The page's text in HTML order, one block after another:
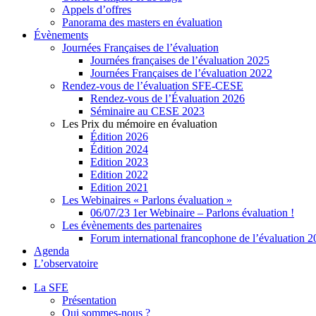
Appels d’offres
Panorama des masters en évaluation
Évènements
Journées Françaises de l’évaluation
Journées françaises de l’évaluation 2025
Journées Françaises de l’évaluation 2022
Rendez-vous de l’évaluation SFE-CESE
Rendez-vous de l’Évaluation 2026
Séminaire au CESE 2023
Les Prix du mémoire en évaluation
Édition 2026
Édition 2024
Edition 2023
Edition 2022
Edition 2021
Les Webinaires « Parlons évaluation »
06/07/23 1er Webinaire – Parlons évaluation !
Les évènements des partenaires
Forum international francophone de l’évaluation
Agenda
L’observatoire
La SFE
Présentation
Qui sommes-nous ?